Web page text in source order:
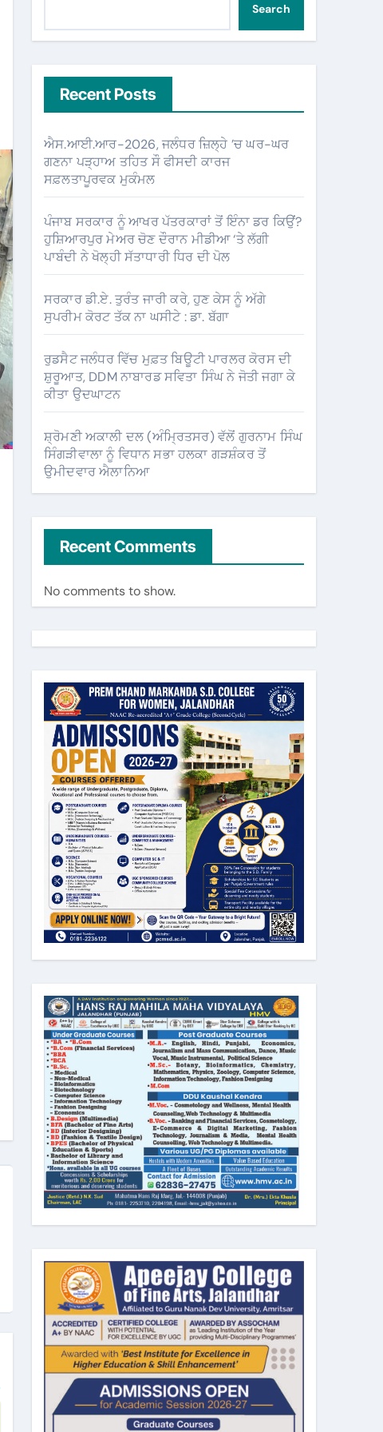
Search
Recent Posts
ਐਸ.ਆਈ.ਆਰ-2026, ਜਲੰਧਰ ਜ਼ਿਲ੍ਹੇ ’ਚ ਘਰ-ਘਰ
ਗਣਨਾ ਪੜ੍ਹਾਅ ਤਹਿਤ ਸੌ ਫੀਸਦੀ ਕਾਰਜ
ਸਫ਼ਲਤਾਪੂਰਵਕ ਮੁਕੰਮਲ
ਪੰਜਾਬ ਸਰਕਾਰ ਨੂੰ ਆਖਰ ਪੱਤਰਕਾਰਾਂ ਤੋਂ ਇੰਨਾ ਡਰ ਕਿਉਂ?
ਹੁਸ਼ਿਆਰਪੁਰ ਮੇਅਰ ਚੋਣ ਦੌਰਾਨ ਮੀਡੀਆ ‘ਤੇ ਲੱਗੀ
ਪਾਬੰਦੀ ਨੇ ਖੋਲ੍ਹੀ ਸੱਤਾਧਾਰੀ ਧਿਰ ਦੀ ਪੋਲ
ਸਰਕਾਰ ਡੀ.ਏ. ਤੁਰੰਤ ਜਾਰੀ ਕਰੇ, ਹੁਣ ਕੇਸ ਨੂੰ ਅੱਗੇ
ਸੁਪਰੀਮ ਕੋਰਟ ਤੱਕ ਨਾ ਘਸੀਟੇ : ਡਾ. ਬੱਗਾ
ਰੁਡਸੈਟ ਜਲੰਧਰ ਵਿੱਚ ਮੁਫ਼ਤ ਬਿਊਟੀ ਪਾਰਲਰ ਕੋਰਸ ਦੀ
ਸ਼ੁਰੂਆਤ, DDM ਨਾਬਾਰਡ ਸਵਿਤਾ ਸਿੰਘ ਨੇ ਜੋਤੀ ਜਗਾ ਕੇ
ਕੀਤਾ ਉਦਘਾਟਨ
ਸ਼੍ਰੋਮਣੀ ਅਕਾਲੀ ਦਲ (ਅੰਮ੍ਰਿਤਸਰ) ਵੱਲੋਂ ਗੁਰਨਾਮ ਸਿੰਘ
ਸਿੰਗੜੀਵਾਲਾ ਨੂੰ ਵਿਧਾਨ ਸਭਾ ਹਲਕਾ ਗੜਸ਼ੰਕਰ ਤੋਂ
ਉਮੀਦਵਾਰ ਐਲਾਨਿਆ
Recent Comments
No comments to show.